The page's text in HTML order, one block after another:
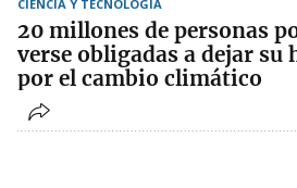
CIENCIA Y TECNOLOGÍA
20 millones de personas
verse obligadas a dejar su
por el cambio climático